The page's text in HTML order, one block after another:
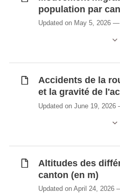
population par
Updated on May 5, 2026
Accidents de la
et la gravité de
Updated on June 19, 2026
Altitudes des
canton (en m)
Updated on April 24, 2026